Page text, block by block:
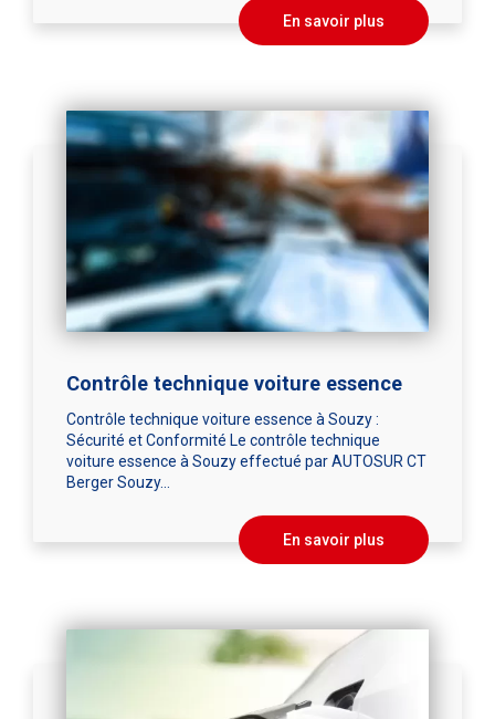
En savoir plus
Contrôle technique voiture essence
Contrôle technique voiture essence à Souzy :
Sécurité et Conformité Le contrôle technique
voiture essence à Souzy effectué par AUTOSUR CT
Berger Souzy...
En savoir plus